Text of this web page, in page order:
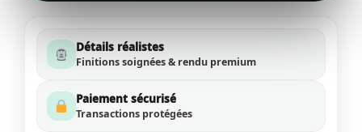
Détails réalistes
Finitions soignées & rendu premium
Paiement sécurisé
Transactions protégées